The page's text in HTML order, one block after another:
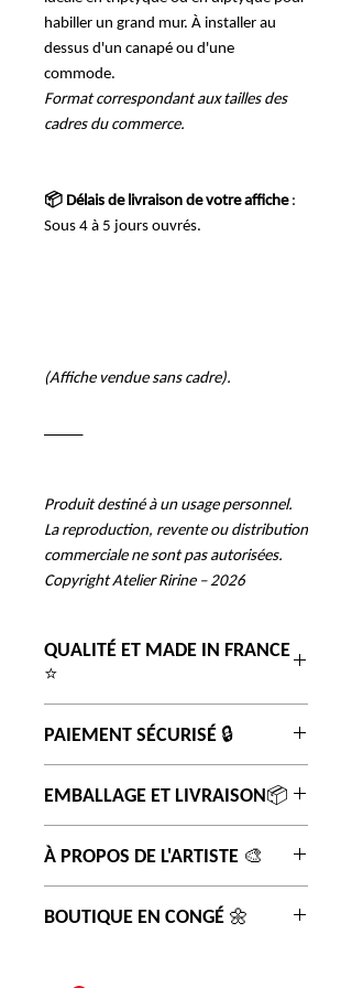
habiller un grand mur. À installer au
dessus d'un canapé ou d'une
commode.
Format correspondant aux tailles des
cadres du commerce.
📦 Délais de livraison de votre affiche:
Sous 4 à 5 jours ouvrés.
(Affiche vendue sans cadre).
Produit destiné à un usage personnel.
La reproduction, revente ou distribution
commerciale ne sont pas autorisées.
Copyright Atelier Ririne – 2026
QUALITÉ ET MADE IN FRANCE
⭐
350 gr de haute qualité, finition mat
pour un beau rendu artistique.
Affiches imprimées en
France 🇫🇷 avec une imprimerie
locale de haut savoir faire.
PAIEMENT SÉCURISÉ 🔒
EMBALLAGE ET LIVRAISON📦
une enveloppe cartonnée renforcée
afin de garantir une protection
optimale durant la livraison.
À PROPOS DE L'ARTISTE 🎨
l'univers d'Atelier Ririne sur
BOUTIQUE EN CONGÉ 🌼